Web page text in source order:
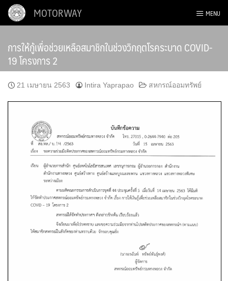
Skip
MOTORWAY MENU
การให้กู้เพื่อช่วยเหลือสมาชิกในช่วงวิกฤตโรคระบาด COVID-
19 โครงการ 2
21 เมษายน 2563 Intira Yaprapao สหกรณ์ออมทรัพย์